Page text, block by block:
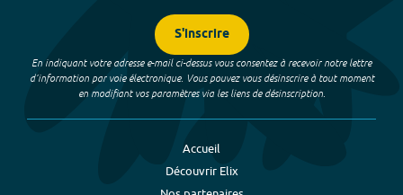
S'inscrire
En indiquant votre adresse e-mail ci-dessus vous consentez à recevoir notre lettre
d’information par voie électronique. Vous pouvez vous désinscrire à tout moment
en modifiant vos paramètres via les liens de désinscription.
Accueil
Découvrir Elix